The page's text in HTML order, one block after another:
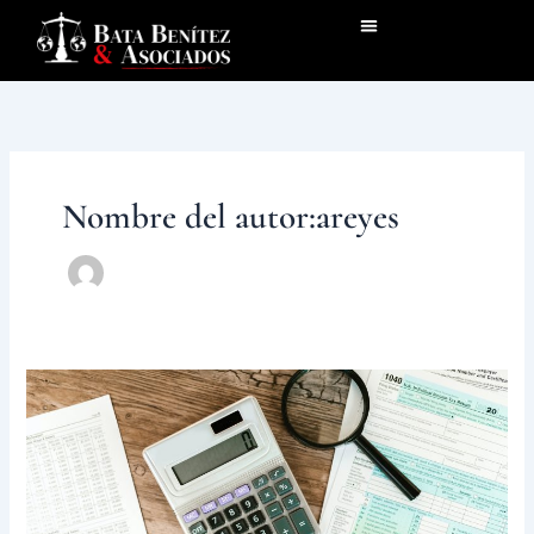
contenido
Nombre del autor:areyes
Envío
de
la
contabilidad
después